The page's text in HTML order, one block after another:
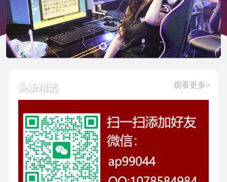
头条精选 观看更多>